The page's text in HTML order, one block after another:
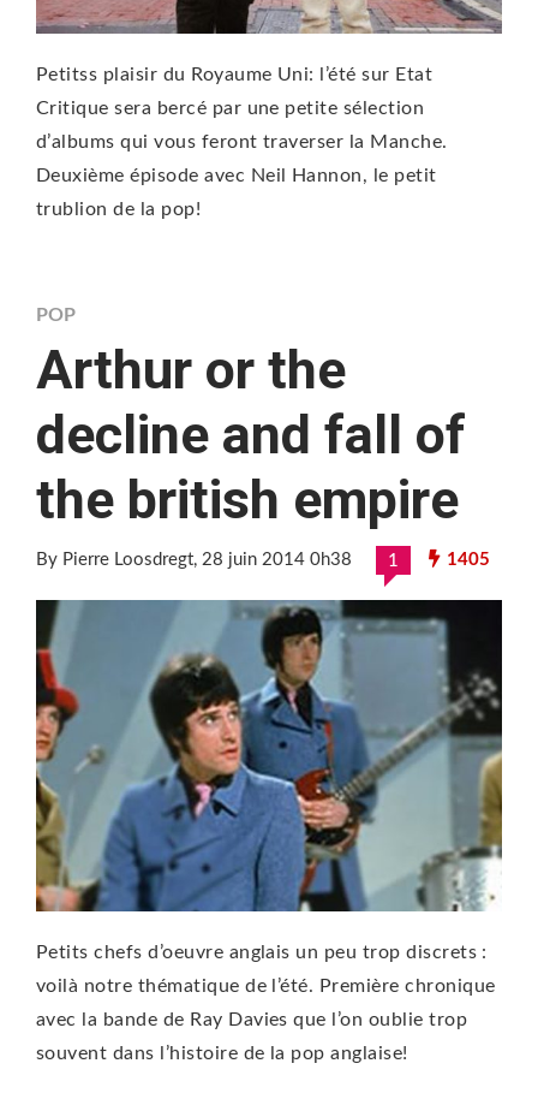
Petitss plaisir du Royaume Uni: l’été sur Etat
Critique sera bercé par une petite sélection
d’albums qui vous feront traverser la Manche.
Deuxième épisode avec Neil Hannon, le petit
trublion de la pop!
POP
Arthur or the
decline and fall of
the british empire
By Pierre Loosdregt, 28 juin 2014 0h38 1 1405
Petits chefs d’oeuvre anglais un peu trop discrets :
voilà notre thématique de l’été. Première chronique
avec la bande de Ray Davies que l’on oublie trop
souvent dans l’histoire de la pop anglaise!